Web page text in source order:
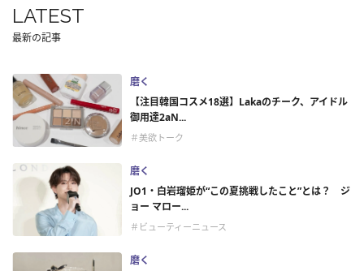
LATEST
最新の記事
磨く
【注目韓国コスメ18選】Lakaのチーク、アイドル
御用達2aN...
＃美欲トーク
磨く
JO1・白岩瑠姫が“この夏挑戦したこと”とは？ ジ
ョー マロー...
＃ビューティーニュース
磨く